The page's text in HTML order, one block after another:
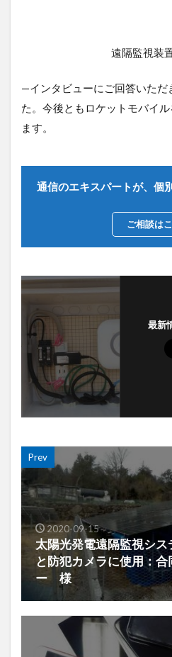
遠隔監視装
—インタビューにご回答いただ
た。今後ともロケットモバイ
ます。
通信のエキスパートが、個
ご相談は
最新
Prev
2020-09-15
太陽光発電遠隔監視シス
と防犯カメラに使用：
ー 様